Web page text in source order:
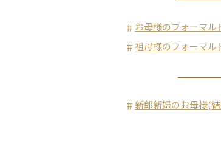
お母様のフォーマル
祖母様のフォーマル
新郎新婦のお母様(